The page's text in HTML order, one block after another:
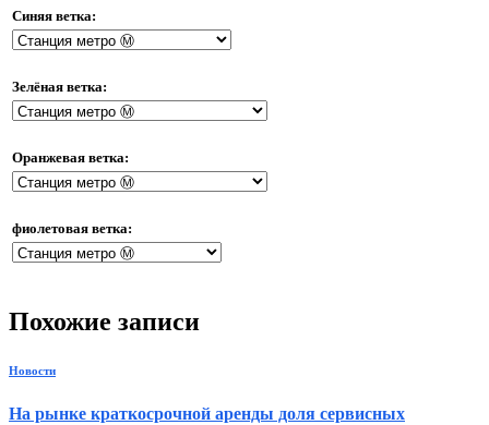
Синяя ветка:
Зелёная ветка:
Оранжевая ветка:
фиолетовая ветка:
Похожие записи
Новости
На рынке краткосрочной аренды доля сервисных